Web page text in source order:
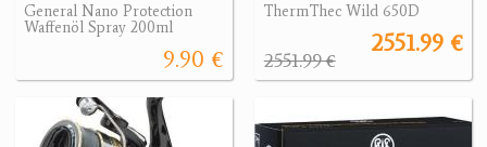
General Nano Protection
Waffenöl Spray 200ml
9.90 €
ThermThec Wild 650D
2551.99 €
2551.99 €